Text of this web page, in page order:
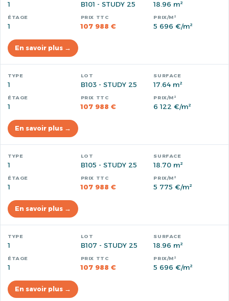
1 B101 - STUDY 25 18.96 m²
1 107 988 € 5 696 €/m²
En savoir plus →
1 B103 - STUDY 25 17.64 m²
1 107 988 € 6 122 €/m²
En savoir plus →
1 B105 - STUDY 25 18.70 m²
1 107 988 € 5 775 €/m²
En savoir plus →
1 B107 - STUDY 25 18.96 m²
1 107 988 € 5 696 €/m²
En savoir plus →